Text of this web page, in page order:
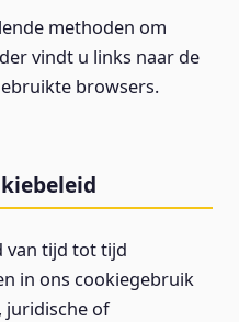
methoden om
vindt u links naar de
browsers.
van tijd tot tijd
in ons cookiegebruik
juridische of